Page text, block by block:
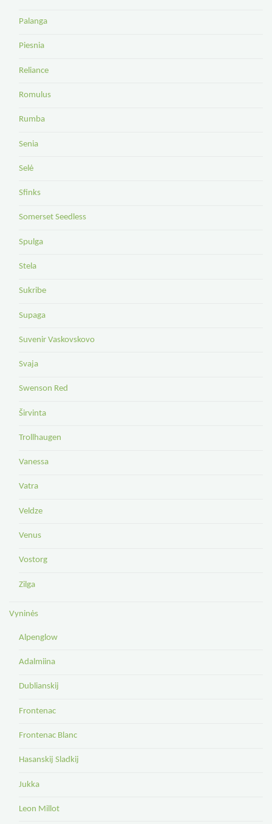
Palanga
Piesnia
Reliance
Romulus
Rumba
Senia
Selė
Sfinks
Somerset Seedless
Spulga
Stela
Sukribe
Supaga
Suvenir Vaskovskovo
Svaja
Swenson Red
Širvinta
Trollhaugen
Vanessa
Vatra
Veldze
Venus
Vostorg
Zilga
Vyninės
Alpenglow
Adalmiina
Dublianskij
Frontenac
Frontenac Blanc
Hasanskij Sladkij
Jukka
Leon Millot